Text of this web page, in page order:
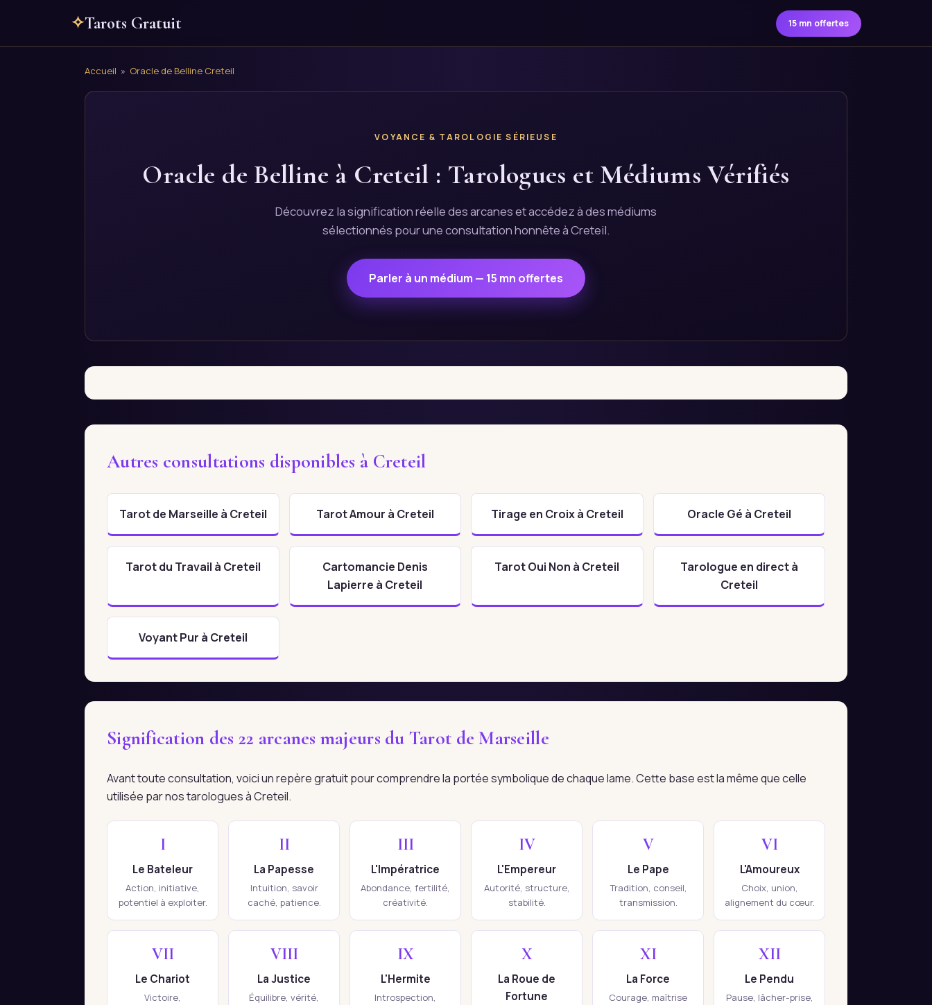
✧Tarots Gratuit 15 mn offertes
Accueil » Oracle de Belline Creteil
VOYANCE & TAROLOGIE SÉRIEUSE
Oracle de Belline à Creteil : Tarologues et Médiums Vérifiés
Découvrez la signification réelle des arcanes et accédez à des médiums
sélectionnés pour une consultation honnête à Creteil.
Parler à un médium — 15 mn offertes
Autres consultations disponibles à Creteil
Tarot de Marseille à Creteil Tarot Amour à Creteil Tirage en Croix à Creteil Oracle Gé à Creteil
Tarot du Travail à Creteil
Cartomancie Denis
Lapierre à Creteil
Tarot Oui Non à Creteil
Tarologue en direct à
Creteil
Voyant Pur à Creteil
Signification des 22 arcanes majeurs du Tarot de Marseille
Avant toute consultation, voici un repère gratuit pour comprendre la portée symbolique de chaque lame. Cette base est la même que celle
utilisée par nos tarologues à Creteil.
I
Le Bateleur
Action, initiative,
potentiel à exploiter.
II
La Papesse
Intuition, savoir
caché, patience.
III
L'Impératrice
Abondance, fertilité,
créativité.
IV
L'Empereur
Autorité, structure,
stabilité.
V
Le Pape
Tradition, conseil,
transmission.
VI
L'Amoureux
Choix, union,
alignement du cœur.
VII
Le Chariot
Victoire,
VIII
La Justice
Équilibre, vérité,
IX
L'Hermite
Introspection,
X
La Roue de
Fortune
XI
La Force
Courage, maîtrise
XII
Le Pendu
Pause, lâcher-prise,